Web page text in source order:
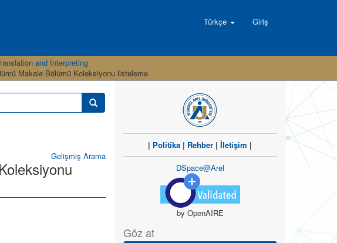
Türkçe Giriş
and Interpreting
Makale Bölümü Koleksiyonu listeleme
Gelişmiş Arama
| Politika | Rehber |İletişim |
DSpace@Arel
by OpenAIRE
Göz at